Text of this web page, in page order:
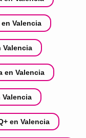
Valencia
Valencia
en Valencia
Valencia
en Valencia